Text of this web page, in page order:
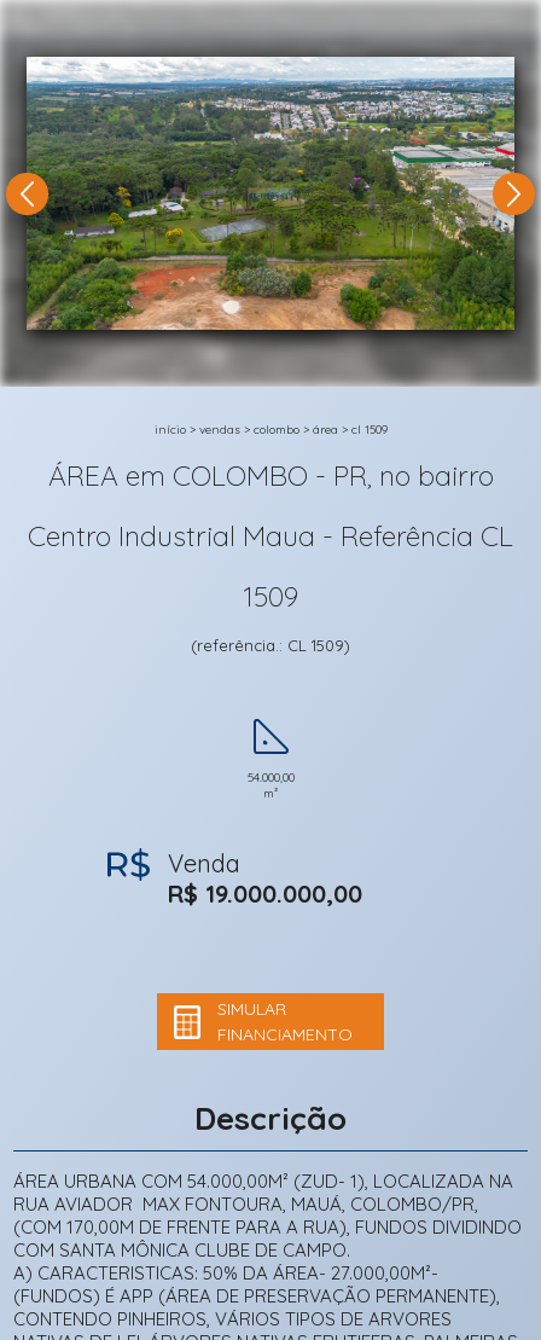
início> vendas> colombo> área > cl 1509
ÁREA em COLOMBO - PR, no bairro
Centro Industrial Maua - Referência CL
1509
(referência.: CL 1509)
54.000,00
m²
Venda
R$ 19.000.000,00
SIMULAR
FINANCIAMENTO
Descrição
ÁREA URBANA COM 54.000,00M² (ZUD- 1), LOCALIZADA NA
RUA AVIADOR MAX FONTOURA, MAUÁ, COLOMBO/PR,
(COM 170,00M DE FRENTE PARA A RUA), FUNDOS DIVIDINDO
COM SANTA MÔNICA CLUBE DE CAMPO.
A) CARACTERISTICAS: 50% DA ÁREA- 27.000,00M²-
(FUNDOS) É APP (ÁREA DE PRESERVAÇÃO PERMANENTE),
CONTENDO PINHEIROS, VÁRIOS TIPOS DE ARVORES